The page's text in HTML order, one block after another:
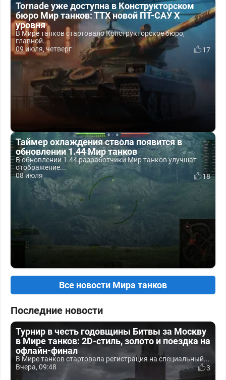
Tornade уже доступна в Конструкторском
бюро Мир танков: ТТХ новой ПТ-САУ X
уровня
В Мире танков стартовало Конструкторское бюро,
главной...
09 июля, четверг
17
Таймер охлаждения ствола появится в
обновлении 1.44 Мир танков
В обновлении 1.44 разработчики Мир танков улучшат
отображение...
08 июля
18
Все новости Мира танков
Последние новости
Турнир в честь годовщины Битвы за Москву
в Мире танков: 2D-стиль, золото и поездка на
офлайн-финал
В Мире танков стартовала регистрация на специальный...
Вчера, 09:48
3